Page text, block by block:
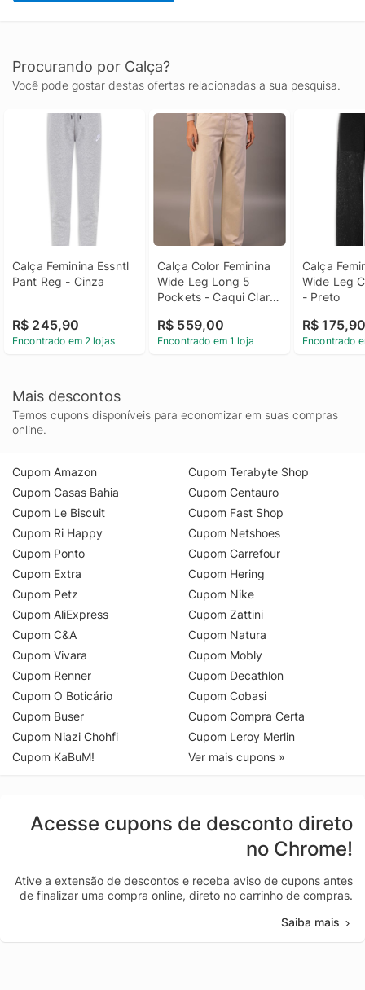
Procurando por Calça?
Você pode gostar destas ofertas relacionadas a sua pesquisa.
Calça Feminina Essntl
Pant Reg - Cinza
R$ 245,90
Encontrado em 2 lojas
Calça Color Feminina
Wide Leg Long 5
Pockets - Caqui Claro
Wide Leg Long 5
Pockets Caqui Claro
R$ 559,00
Encontrado em 1 loja
Calça
Wide Leg
- Preto
R$
Encontrado
Mais descontos
Temos cupons disponíveis para economizar em suas compras
online.
Cupom Amazon
Cupom Casas Bahia
Cupom Le Biscuit
Cupom Ri Happy
Cupom Ponto
Cupom Extra
Cupom Petz
Cupom AliExpress
Cupom C&A
Cupom Vivara
Cupom Renner
Cupom O Boticário
Cupom Buser
Cupom Niazi Chohfi
Cupom KaBuM!
Cupom Terabyte Shop
Cupom Centauro
Cupom Fast Shop
Cupom Netshoes
Cupom Carrefour
Cupom Hering
Cupom Nike
Cupom Zattini
Cupom Natura
Cupom Mobly
Cupom Decathlon
Cupom Cobasi
Cupom Compra Certa
Cupom Leroy Merlin
Ver mais cupons »
Acesse cupons de desconto direto
no Chrome!
Ative a extensão de descontos e receba aviso de cupons antes
de finalizar uma compra online, direto no carrinho de compras.
Saiba mais